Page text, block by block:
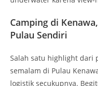
bintang. Tanpa polusi
bahkan lihat Milky Way
speechless.
Tidur di Kenawa itu unik.
alami. Dan ketika pagi
disambut laut biru. Gila